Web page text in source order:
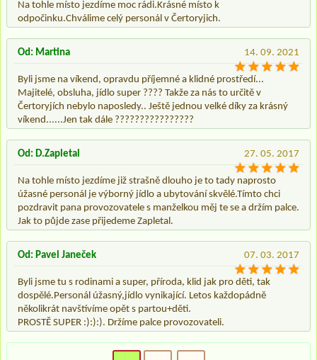
Na tohle místo jezdíme moc rádi.Krásné místo k
odpočinku.Chválime celý personál v Čertoryjich.
14. 09. 2021
Od: Martina
Byli jsme na víkend, opravdu příjemné a klidné prostředí...
Majitelé, obsluha, jídlo super ???? Takže za nás to určitě v
Čertoryjích nebylo naposledy.. Ještě jednou velké díky za krásný
víkend......Jen tak dále ????????????????
27. 05. 2017
Od: D.Zapletal
Na tohle místo jezdíme již strašně dlouho je to tady naprosto
úžasné personál je výborný jídlo a ubytování skvělé.Tímto chci
pozdravit pana provozovatele s manželkou měj te se a držím palce.
Jak to půjde zase přijedeme Zapletal.
07. 03. 2017
Od: Pavel Janeček
Byli jsme tu s rodinami a super, příroda, klid jak pro děti, tak
dospělé.Personál úžasný,jídlo vynikající. Letos každopádně
několikrát navštívíme opět s partou+děti.
PROSTĚ SUPER :):):). Držíme palce provozovateli.